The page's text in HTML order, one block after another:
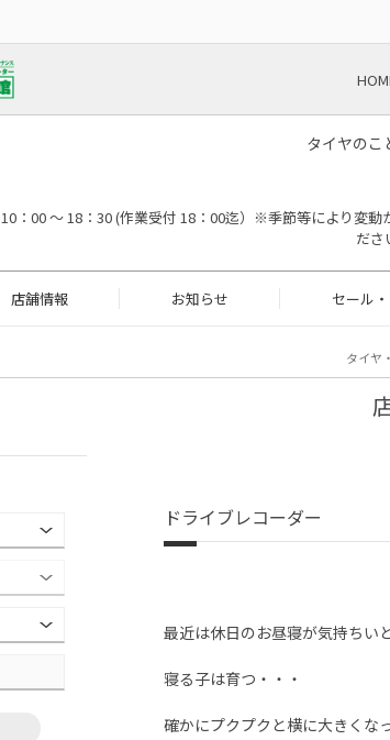
タイヤのこ
10：00 ～ 18：30 (作業受付 18：00迄）※季節等により変
ださ
店舗情報 お知らせ セール
タイヤ
ドライブレコーダー
最近は休日のお昼寝が気持ちい
寝る子は育つ・・・
確かにプクプクと横に大きくな